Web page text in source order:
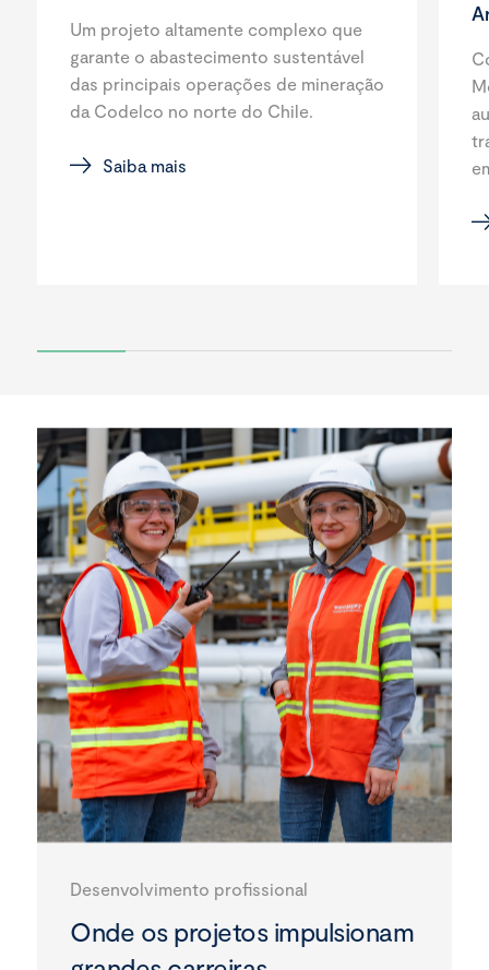
Um projeto altamente complexo que
garante o abastecimento sustentável
das principais operações de mineração
da Codelco no norte do Chile.
Saiba mais
Desenvolvimento profissional
Onde os projetos impulsionam